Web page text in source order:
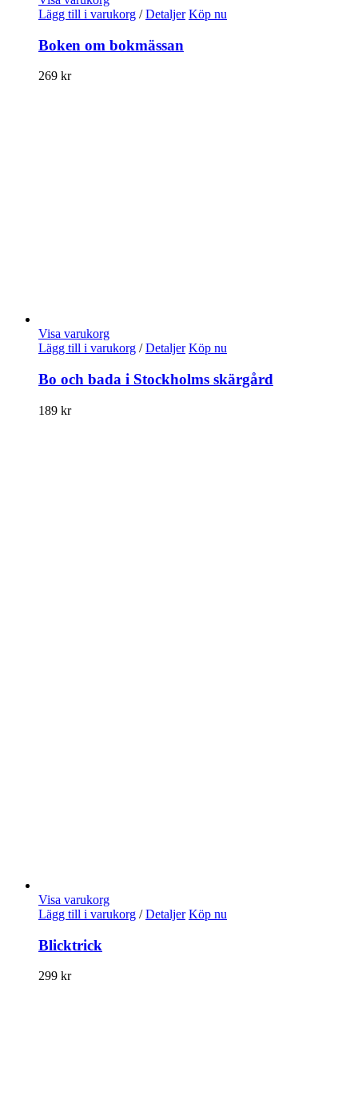
Lägg till i varukorg / Detaljer Köp nu
Boken om bokmässan
269 kr
Visa varukorg
Lägg till i varukorg / Detaljer Köp nu
Bo och bada i Stockholms skärgård
189 kr
Visa varukorg
Lägg till i varukorg / Detaljer Köp nu
Blicktrick
299 kr